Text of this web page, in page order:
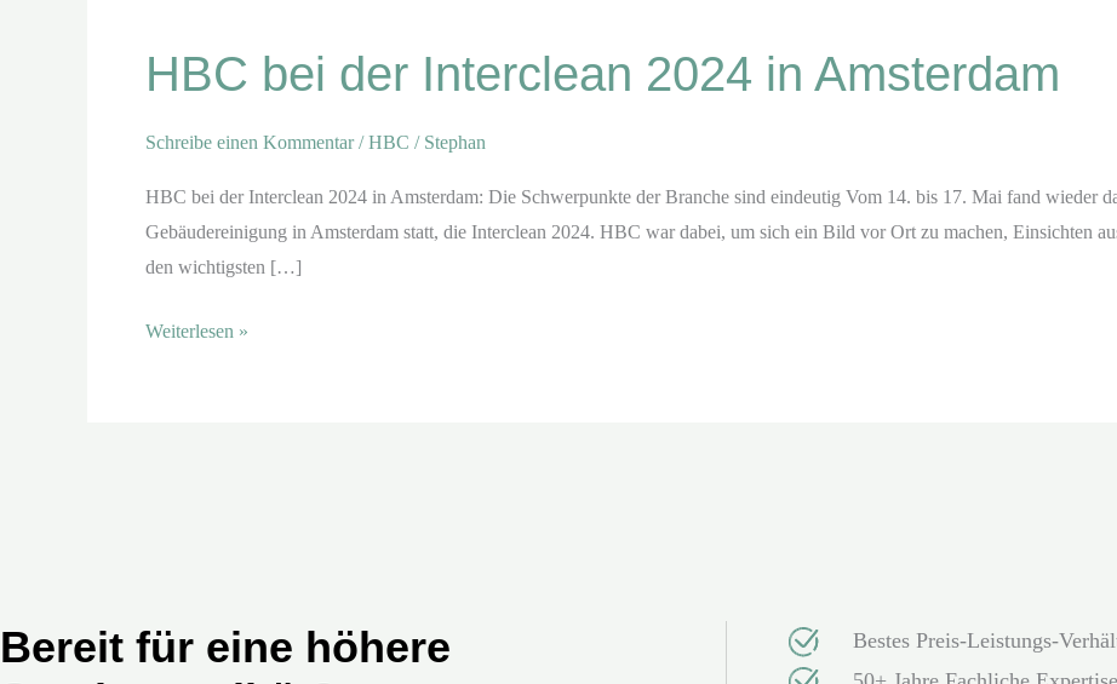
HBC bei der Interclean 2024 in Amsterdam
Schreibe einen Kommentar /HBC / Stephan
HBC bei der Interclean 2024 in Amsterdam: Die Schwerpunkte der Branche sind eindeutig Vom 14. bis 17. Mai fand wieder
Gebäudereinigung in Amsterdam statt, die Interclean 2024. HBC war dabei, um sich ein Bild vor Ort zu machen, Einsichten
den wichtigsten […]
der
2024
Amsterdam
Weiterlesen »
Bereit für eine höhere
Bestes Preis-Leistungs-